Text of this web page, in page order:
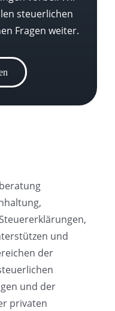
steuerlichen
Fragen weiter.
und
der
und der
privaten